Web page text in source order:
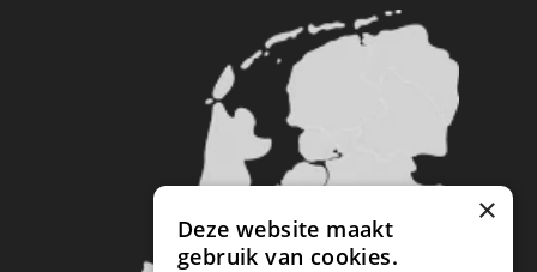
×
Deze website maakt
gebruik van cookies.